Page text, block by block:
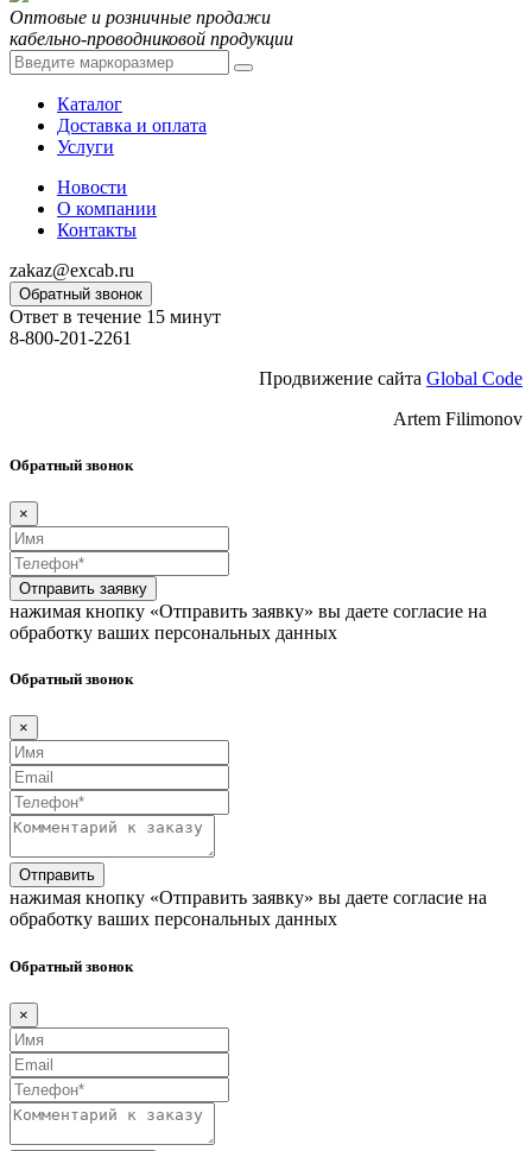
Оптовые и розничные продажи
кабельно-проводниковой продукции
Каталог
Доставка и оплата
Услуги
Новости
О компании
Контакты
zakaz@excab.ru
Обратный звонок
Ответ в течение 15 минут
8-800-201-2261
Продвижение сайта Global Code
Artem Filimonov
Обратный звонок
×
Отправить заявку
нажимая кнопку «Отправить заявку» вы даете согласие на
обработку ваших персональных данных
Обратный звонок
×
Отправить
нажимая кнопку «Отправить заявку» вы даете согласие на
обработку ваших персональных данных
Обратный звонок
×